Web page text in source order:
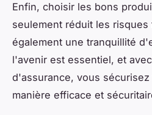
Enfin, choisir les bons
seulement réduit les
également une tranquillité
l'avenir est essentiel, et
d'assurance, vous
manière efficace et